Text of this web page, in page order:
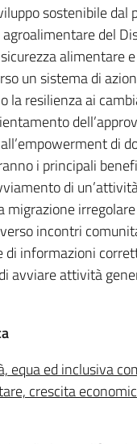
sostenibile dal
del
alimentare
un sistema di
la resilienza ai
di
i principali
di
incontri
informazioni
avviare attività
equa ed inclusiva
crescita